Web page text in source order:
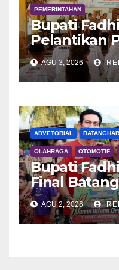
PEMERINTAHAN
Bupati
Pelantikan
APDESI MP
AGU 3, 2026
ADVETORIAL
OLAHRAGA OTOMOTIF
Bupati
Final
2026
AGU 2, 2026